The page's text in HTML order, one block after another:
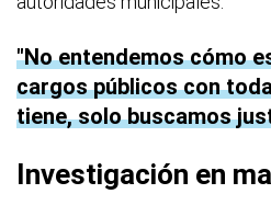
No entendemos cómo
cargos públicos con
tiene, solo buscamos
Investigación en